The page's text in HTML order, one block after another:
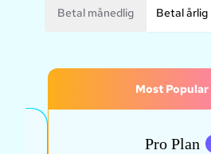
Betal månedlig Betal årlig
Most Popular
Pro Plan